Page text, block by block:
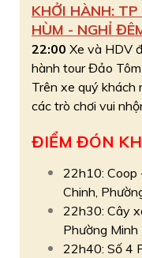
KHỞI HÀNH:
HÙM - NGHỈ
22:00 Xe và HDV
hành tour Đảo
Trên xe quý khách
các trò chơi vui
ĐIỂM ĐÓN
22h10: Coop
Chinh,
22h30: Cây
Phường
22h40: Số 4